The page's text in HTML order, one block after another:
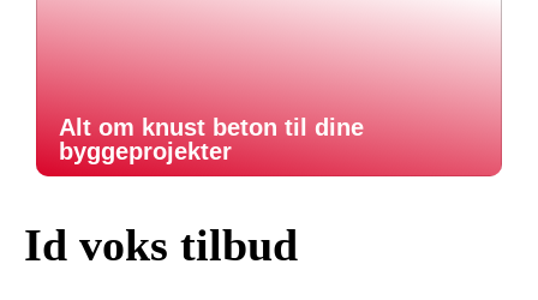
Alt om knust beton til dine
byggeprojekter
Id voks tilbud